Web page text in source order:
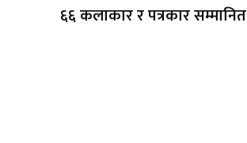
६६ कलाकार र पत्रकार सम्मानित